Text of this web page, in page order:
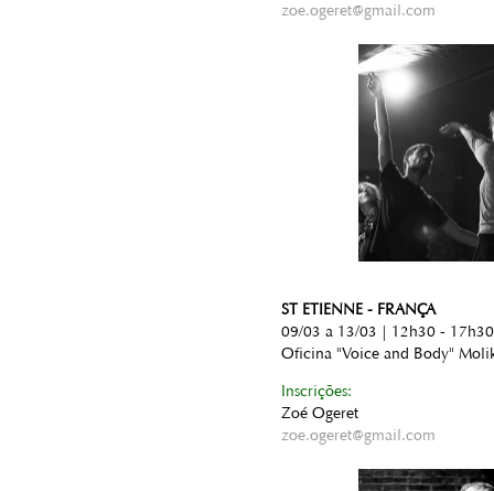
zoe.ogeret@gmail.com
ST ETIENNE - FRANÇA
09/03 a 13/03 | 12h30 - 17h30
Oficina "Voice and Body"
Inscrições:
Zoé Ogeret
zoe.ogeret@gmail.com